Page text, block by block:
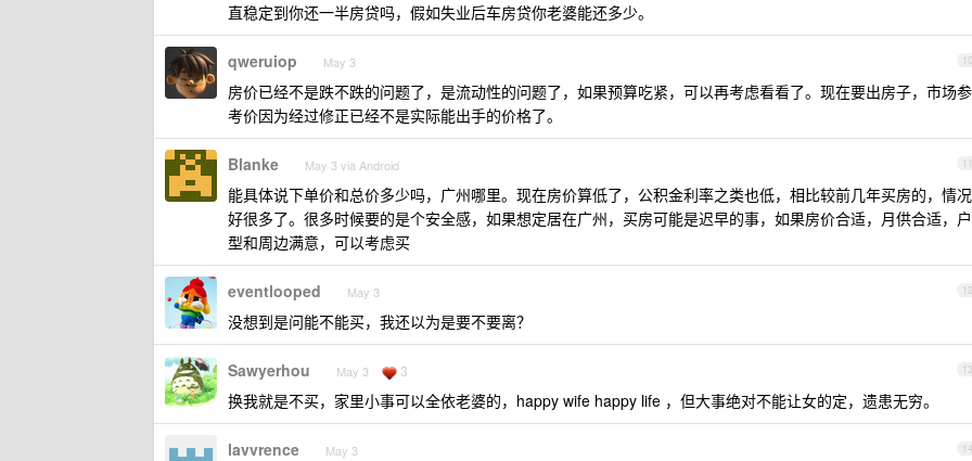
直稳定到你还一半房贷吗，假如失业后车房贷你老婆能还多少。
10
qweruiop May 3
房价已经不是跌不跌的问题了，是流动性的问题了，如果预算吃紧，可以再考虑看看了。现在要出房子，市场参
考价因为经过修正已经不是实际能出手的价格了。
11
Blanke May 3 via Android
能具体说下单价和总价多少吗，广州哪里。现在房价算低了，公积金利率之类也低，相比较前几年买房的，情况
好很多了。很多时候要的是个安全感，如果想定居在广州，买房可能是迟早的事，如果房价合适，月供合适，户
型和周边满意，可以考虑买
12
eventlooped May 3
没想到是问能不能买，我还以为是要不要离？
13
Sawyerhou May 3 3
换我就是不买，家里小事可以全依老婆的，happy wife happy life ，但大事绝对不能让女的定，遗患无穷。
14
lavvrence May 3